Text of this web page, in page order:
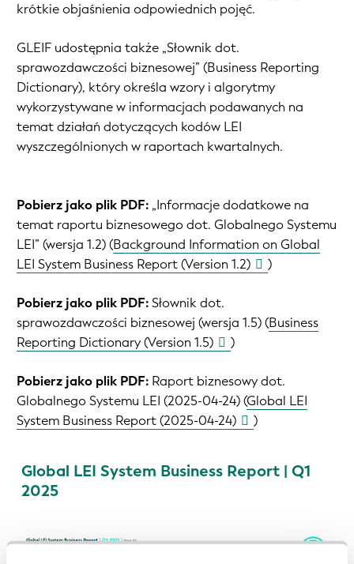
krótkie objaśnienia odpowiednich pojęć.
GLEIF udostępnia także „Słownik dot.
sprawozdawczości biznesowej” (Business Reporting
Dictionary), który określa wzory i algorytmy
wykorzystywane w informacjach podawanych na
temat działań dotyczących kodów LEI
wyszczególnionych w raportach kwartalnych.
Pobierz jako plik PDF: „Informacje dodatkowe na
temat raportu biznesowego dot. Globalnego Systemu
LEI” (wersja 1.2) (Background Information on Global
LEI System Business Report (Version 1.2)
)
Pobierz jako plik PDF:Słownik dot.
sprawozdawczości biznesowej (wersja 1.5) (Business
Reporting Dictionary (Version 1.5)
)
Pobierz jako plik PDF: Raport biznesowy dot.
Globalnego Systemu LEI (2025-04-24) (Global LEI
System Business Report (2025-04-24)
)
Global LEI System Business Report | Q1
2025